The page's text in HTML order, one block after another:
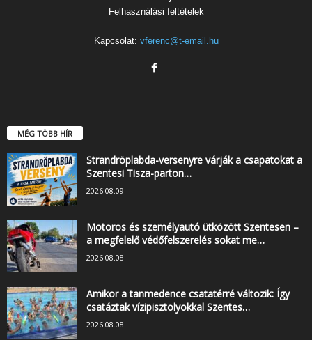
Felhasználási feltételek
Kapcsolat: vferenc@t-email.hu
MÉG TÖBB HÍR
Strandröplabda-versenyre várják a csapatokat a
Szentesi Tisza-parton…
2026.08.09.
Motoros és személyautó ütközött Szentesen –
a megfelelő védőfelszerelés sokat me…
2026.08.08.
Amikor a tanmedence csatatérré változik: Így
csatáztak vízipisztolyokkal Szentes…
2026.08.08.